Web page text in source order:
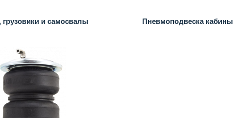
грузовики и самосвалы Пневмоподвеска кабины